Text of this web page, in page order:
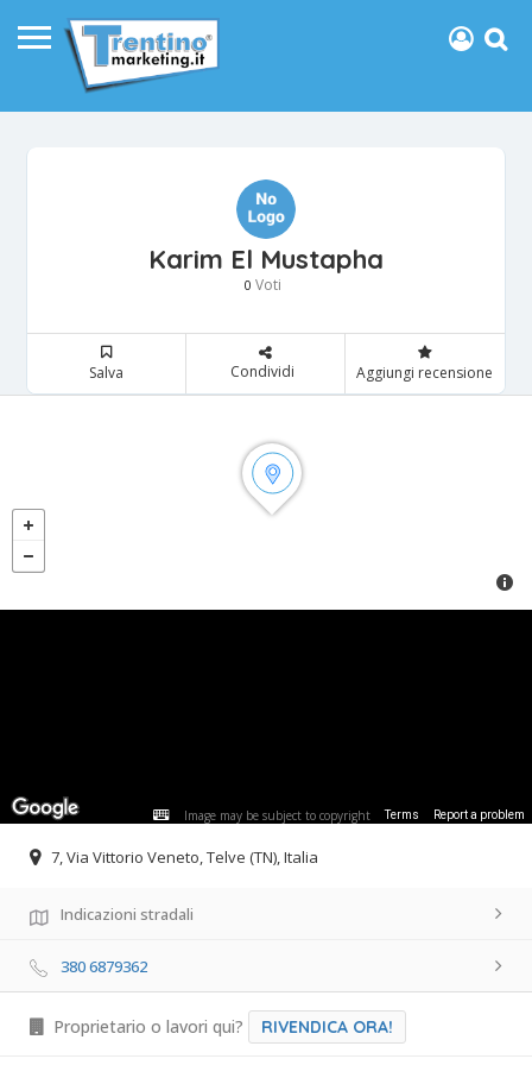
Karim El Mustapha
0 Voti
Salva Condividi Aggiungi recensione
Image may be subject to copyright Terms Report a problem
7, Via Vittorio Veneto, Telve (TN), Italia
Indicazioni stradali
380 6879362
Proprietario o lavori qui? RIVENDICA ORA!